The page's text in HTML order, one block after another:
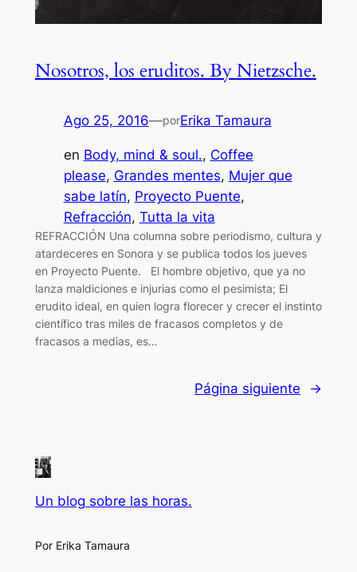
Nosotros, los eruditos. By Nietzsche.
Ago 25, 2016—porErika Tamaura
en Body, mind & soul., Coffee
please, Grandes mentes, Mujer que
sabe latín, Proyecto Puente
Refracción, Tutta la vita
REFRACCIÓN Una columna sobre periodismo, cultura y
atardeceres en Sonora y se publica todos los jueves
en Proyecto Puente. El hombre objetivo, que ya no
lanza maldiciones e injurias como el pesimista; El
erudito ideal, en quien logra florecer y crecer el instinto
científico tras miles de fracasos completos y de
fracasos a medias, es…
Página siguiente →
Un blog sobre las horas.
Por Erika Tamaura